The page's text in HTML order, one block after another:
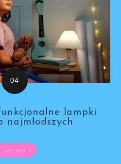
lampki
najmłodszych
CZYTAJ